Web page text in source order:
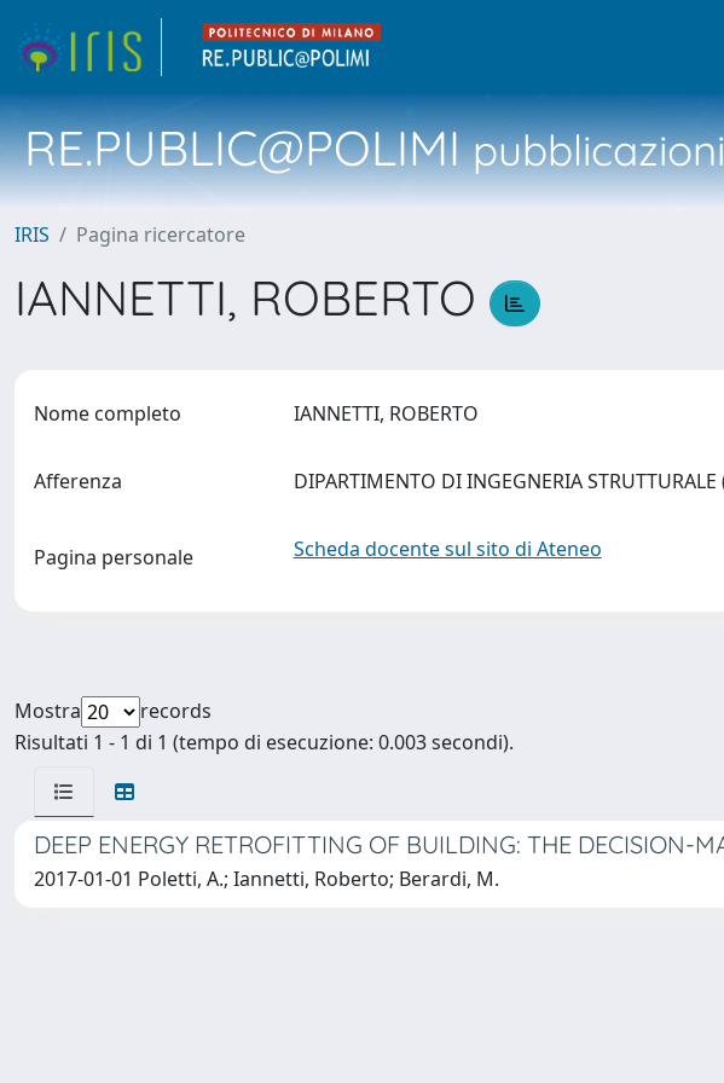
RE.PUBLIC@POLIMI
IRIS Pagina ricercatore
IANNETTI, ROBERTO
Nome completo IANNETTI, ROBERTO
Afferenza DIPARTIMENTO DI INGEGNERIA
Pagina personale Scheda docente sul sito di Ateneo
Mostra
records
Risultati 1 - 1 di 1 (tempo di esecuzione: 0.003 secondi).
DEEP ENERGY RETROFITTING OF BUILDING: THE DECISION-
2017-01-01 Poletti, A.; Iannetti, Roberto; Berardi, M.